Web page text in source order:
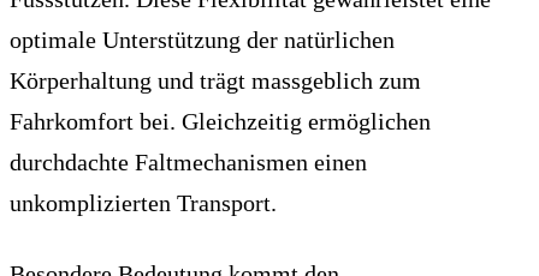
optimale Unterstützung der natürlichen
Körperhaltung und trägt massgeblich zum
Fahrkomfort bei. Gleichzeitig ermöglichen
durchdachte Faltmechanismen einen
unkomplizierten Transport.